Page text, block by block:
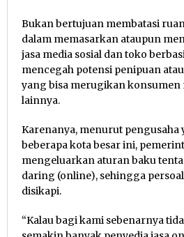
Bukan bertujuan membatasi
dalam memasarkan ataupun
jasa media sosial dan toko
mencegah potensi penipuan
yang bisa merugikan konsumen
lainnya.
Karenanya, menurut
beberapa kota besar ini,
mengeluarkan aturan baku
daring (online), sehingga
disikapi.
“Kalau bagi kami sebenarnya